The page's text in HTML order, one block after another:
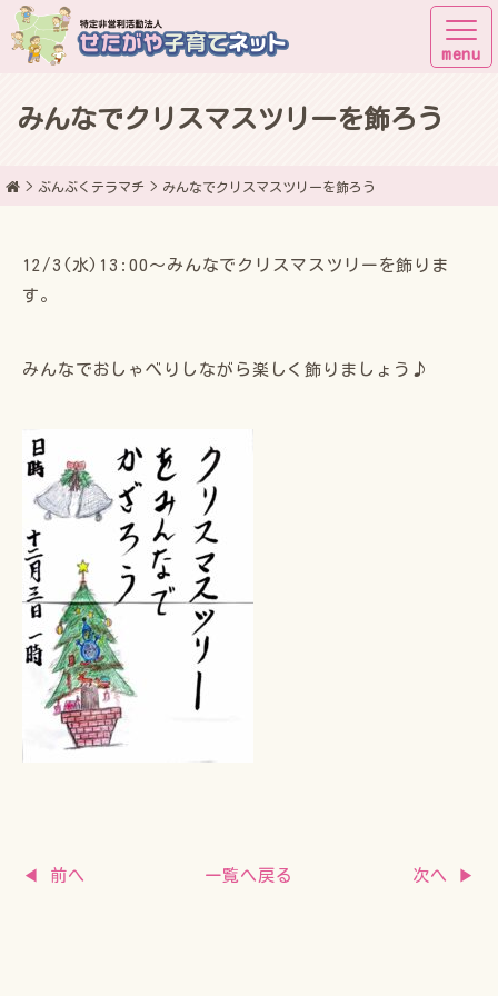
みんなでクリスマスツリーを飾ろう
ぶんぶくテラマチ みんなでクリスマスツリーを飾ろう
12/3(水)13:00〜みんなでクリスマスツリーを飾りま
す。
みんなでおしゃべりしながら楽しく飾りましょう♪
◀ 前へ 次へ ▶
一覧へ戻る